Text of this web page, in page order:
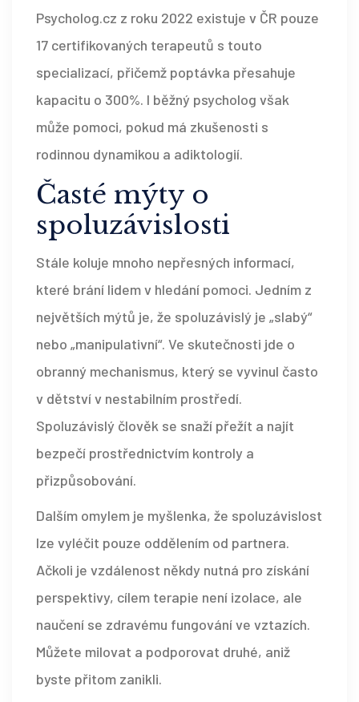
Psycholog.cz z roku 2022 existuje v ČR pouze
17 certifikovaných terapeutů s touto
specializací, přičemž poptávka přesahuje
kapacitu o 300%. I běžný psycholog však
může pomoci, pokud má zkušenosti s
rodinnou dynamikou a adiktologií.
Časté mýty o
spoluzávislosti
Stále koluje mnoho nepřesných informací,
které brání lidem v hledání pomoci. Jedním z
největších mýtů je, že spoluzávislý je „slabý“
nebo „manipulativní“. Ve skutečnosti jde o
obranný mechanismus, který se vyvinul často
v dětství v nestabilním prostředí.
Spoluzávislý člověk se snaží přežít a najít
bezpečí prostřednictvím kontroly a
přizpůsobování.
Dalším omylem je myšlenka, že spoluzávislost
lze vyléčit pouze oddělením od partnera.
Ačkoli je vzdálenost někdy nutná pro získání
perspektivy, cílem terapie není izolace, ale
naučení se zdravému fungování ve vztazích.
Můžete milovat a podporovat druhé, aniž
byste přitom zanikli.